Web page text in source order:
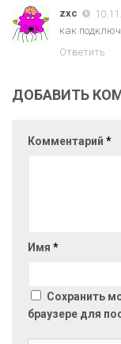
zxc
как
Ответить
ДОБАВИТЬ
Комментарий *
Имя *
Сохранить
браузере для